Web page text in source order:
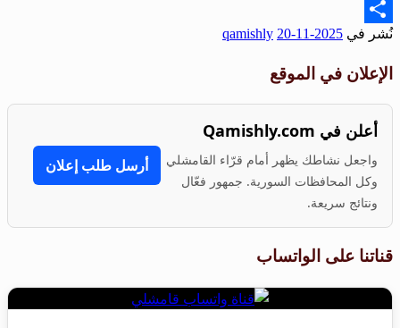
Email
Share
نُشر في 2025-11-20
qamishly
الإعلان في الموقع
أعلن في Qamishly.com
واجعل نشاطك يظهر أمام قرّاء القامشلي
وكل المحافظات السورية. جمهور فعّال
ونتائج سريعة.
أرسل طلب إعلان
قناتنا على الواتساب